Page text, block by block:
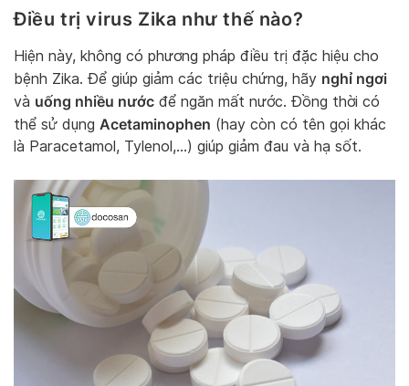
Điều trị virus Zika như thế nào?
Hiện này, không có phương pháp điều trị đặc hiệu cho
bệnh Zika. Để giúp giảm các triệu chứng, hãy nghỉ ngơi
và uống nhiều nước để ngăn mất nước. Đồng thời có
thể sử dụng Acetaminophen (hay còn có tên gọi khác
là Paracetamol, Tylenol,…) giúp giảm đau và hạ sốt.